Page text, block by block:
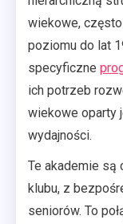
wiekowe,
poziomu do lat
specyficzne
ich potrzeb
wiekowe oparty
wydajności.
Te akademie
klubu, z
seniorów. To